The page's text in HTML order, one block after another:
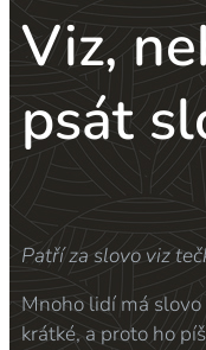
Viz,
psát
Patří za slovo viz
Mnoho lidí má slovo
krátké, a proto ho